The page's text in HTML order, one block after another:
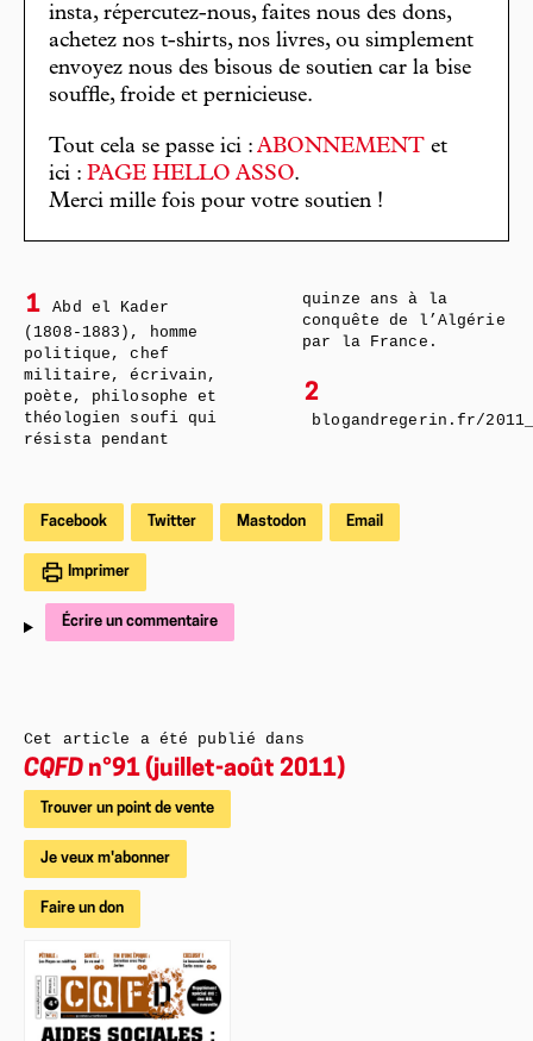
insta, répercutez-nous, faites nous des dons,
achetez nos t-shirts, nos livres, ou simplement
envoyez nous des bisous de soutien car la bise
souffle, froide et pernicieuse.
Tout cela se passe ici : ABONNEMENT et
ici : PAGE HELLO ASSO.
Merci mille fois pour votre soutien !
1
Abd el Kader
(1808-1883), homme
politique, chef
militaire, écrivain,
poète, philosophe et
théologien soufi qui
résista pendant
quinze ans à la
conquête de l’Algérie
par la France.
2
blogandregerin.fr/
Facebook Twitter Mastodon Email
Imprimer
Écrire un commentaire
Cet article a été publié dans
CQFD n°91 (juillet-août 2011)
Trouver un point de vente
Je veux m'abonner
Faire un don